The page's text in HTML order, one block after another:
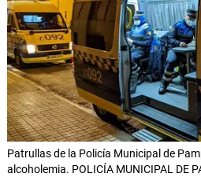
Patrullas de la Policía Municipal de
alcoholemia. POLICÍA MUNICIPAL DE